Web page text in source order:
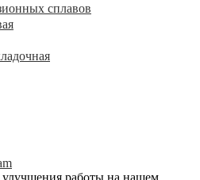
сплавов
работы на нашем